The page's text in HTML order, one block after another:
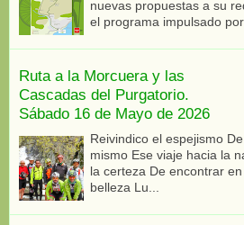
nuevas propuestas a su
el programa impulsado
Ruta a la Morcuera y las
Cascadas del Purgatorio.
Sábado 16 de Mayo de 2026
Reivindico el espejismo
mismo Ese viaje hacia la
la certeza De encontrar
belleza Lu...